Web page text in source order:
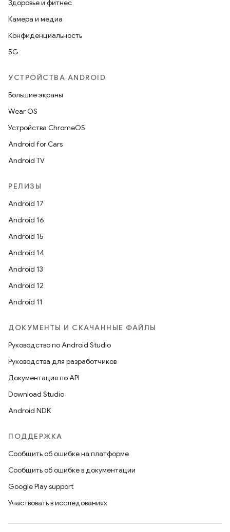
Здоровье и фитнес
Камера и медиа
Конфиденциальность
5G
УСТРОЙСТВА ANDROID
Большие экраны
Wear OS
Устройства ChromeOS
Android for Cars
Android TV
РЕЛИЗЫ
Android 17
Android 16
Android 15
Android 14
Android 13
Android 12
Android 11
ДОКУМЕНТЫ И СКАЧАННЫЕ ФАЙЛЫ
Руководство по Android Studio
Руководства для разработчиков
Документация по API
Download Studio
Android NDK
ПОДДЕРЖКА
Сообщить об ошибке на платформе
Сообщить об ошибке в документации
Google Play support
Участвовать в исследованиях